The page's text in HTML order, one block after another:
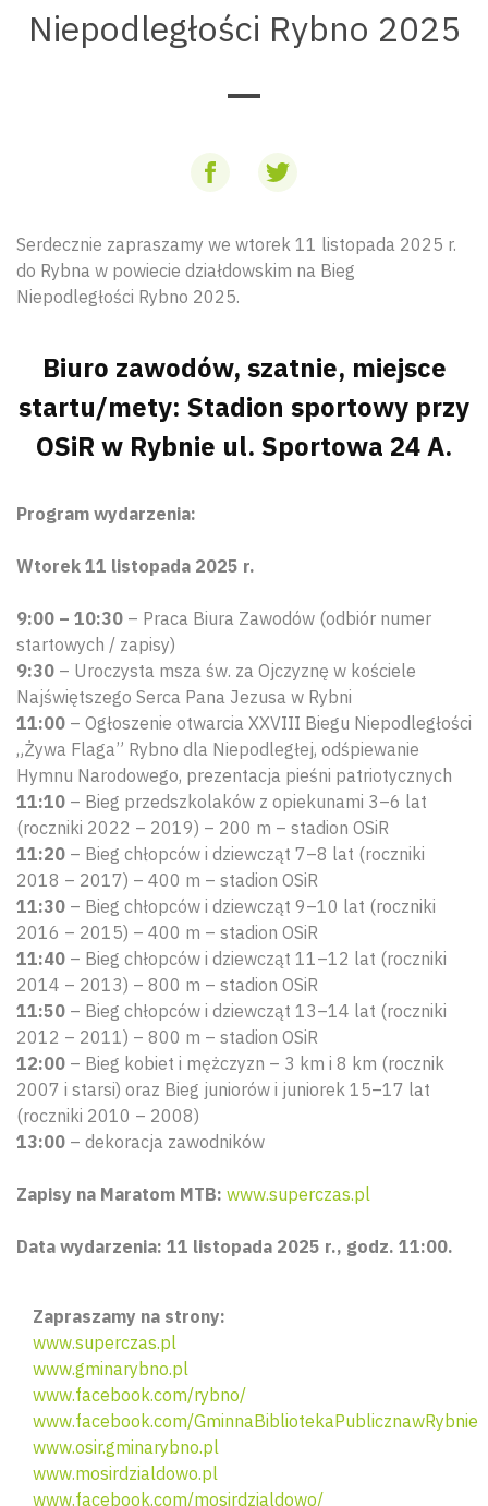
Niepodległości Rybno 2025
Serdecznie zapraszamy we wtorek 11 listopada 2025 r.
do Rybna w powiecie działdowskim na Bieg
Niepodległości Rybno 2025.
Biuro zawodów, szatnie, miejsce
startu/mety: Stadion sportowy przy
OSiR w Rybnie ul. Sportowa 24 A.
Program wydarzenia:
Wtorek 11 listopada 2025 r.
9:00 – 10:30 – Praca Biura Zawodów (odbiór numer
startowych / zapisy)
9:30 – Uroczysta msza św. za Ojczyznę w kościele
Najświętszego Serca Pana Jezusa w Rybni
11:00 – Ogłoszenie otwarcia XXVIII Biegu Niepodległości
„Żywa Flaga” Rybno dla Niepodległej, odśpiewanie
Hymnu Narodowego, prezentacja pieśni patriotycznych
11:10 – Bieg przedszkolaków z opiekunami 3–6 lat
(roczniki 2022 – 2019) – 200 m – stadion OSiR
11:20 – Bieg chłopców i dziewcząt 7–8 lat (roczniki
2018 – 2017) – 400 m – stadion OSiR
11:30 – Bieg chłopców i dziewcząt 9–10 lat (roczniki
2016 – 2015) – 400 m – stadion OSiR
11:40 – Bieg chłopców i dziewcząt 11–12 lat (roczniki
2014 – 2013) – 800 m – stadion OSiR
11:50 – Bieg chłopców i dziewcząt 13–14 lat (roczniki
2012 – 2011) – 800 m – stadion OSiR
12:00 – Bieg kobiet i mężczyzn – 3 km i 8 km (rocznik
2007 i starsi) oraz Bieg juniorów i juniorek 15–17 lat
(roczniki 2010 – 2008)
13:00 – dekoracja zawodników
Zapisy na Maratom MTB: www.superczas.pl
Data wydarzenia: 11 listopada 2025 r., godz. 11:00.
Zapraszamy na strony:
www.superczas.pl
www.gminarybno.pl
www.facebook.com/rybno/
www.facebook.com/GminnaBibliotekaPublicznawRybnie
www.osir.gminarybno.pl
www.mosirdzialdowo.pl
www.facebook.com/mosirdzialdowo/